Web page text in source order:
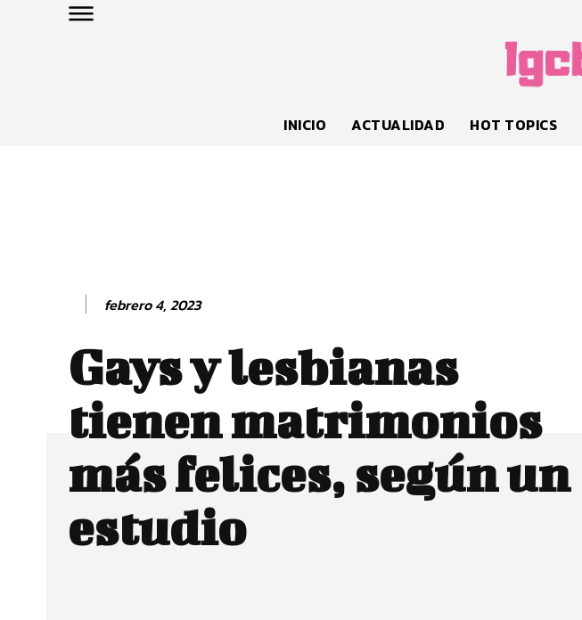
INICIO ACTUALIDAD HOT TOPICS
febrero 4, 2023
Gays y lesbianas
tienen matrimonios
más felices, según un
estudio